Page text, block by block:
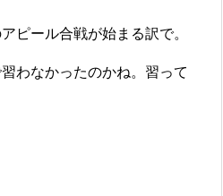
ピール合戦が始まる訳で。
わなかったのかね。習って